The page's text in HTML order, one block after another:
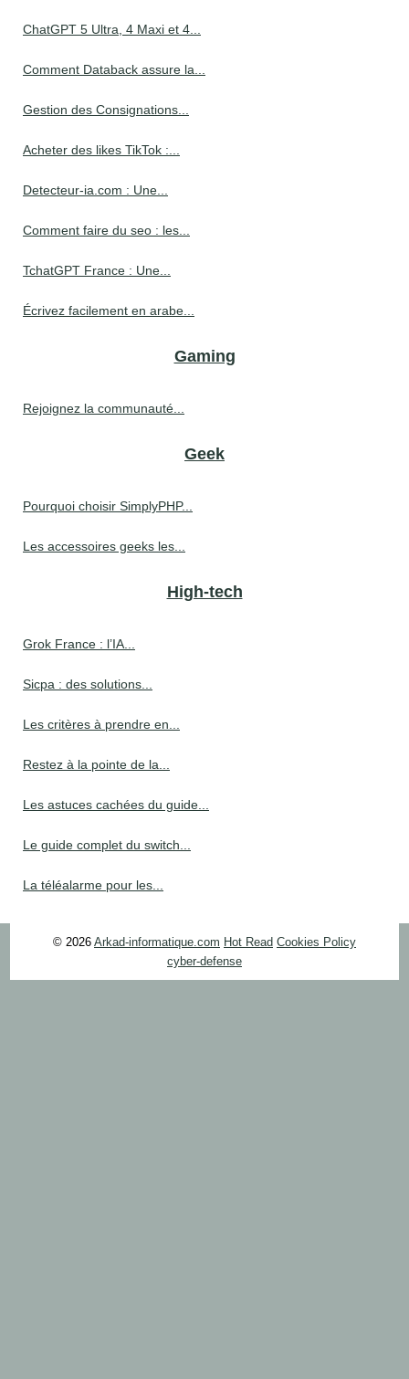
ChatGPT 5 Ultra, 4 Maxi et 4...
Comment Databack assure la...
Gestion des Consignations...
Acheter des likes TikTok :...
Detecteur-ia.com : Une...
Comment faire du seo : les...
TchatGPT France : Une...
Écrivez facilement en arabe...
Gaming
Rejoignez la communauté...
Geek
Pourquoi choisir SimplyPHP...
Les accessoires geeks les...
High-tech
Grok France : l’IA...
Sicpa : des solutions...
Les critères à prendre en...
Restez à la pointe de la...
Les astuces cachées du guide...
Le guide complet du switch...
La téléalarme pour les...
© 2026 Arkad-informatique.com Hot Read Cookies Policy
cyber-defense